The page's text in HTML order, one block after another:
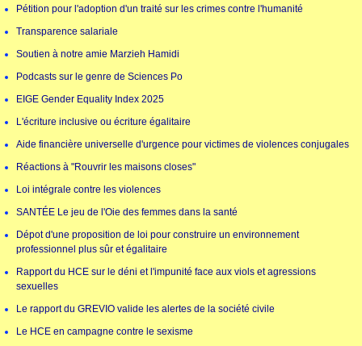
Pétition pour l'adoption d'un traité sur les crimes contre l'humanité
Transparence salariale
Soutien à notre amie Marzieh Hamidi
Podcasts sur le genre de Sciences Po
EIGE Gender Equality Index 2025
L'écriture inclusive ou écriture égalitaire
Aide financière universelle d'urgence pour victimes de violences conjugales
Réactions à "Rouvrir les maisons closes"
Loi intégrale contre les violences
SANTÉE Le jeu de l'Oie des femmes dans la santé
Dépot d'une proposition de loi pour construire un environnement
professionnel plus sûr et égalitaire
Rapport du HCE sur le déni et l'impunité face aux viols et agressions
sexuelles
Le rapport du GREVIO valide les alertes de la société civile
Le HCE en campagne contre le sexisme